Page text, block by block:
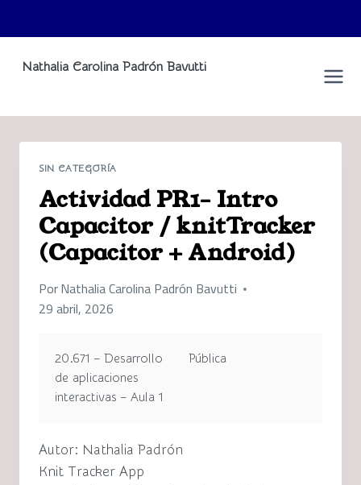
Nathalia Carolina Padrón Bavutti
SIN CATEGORÍA
Actividad PR1- Intro
Capacitor / knitTracker
(Capacitor + Android)
PorNathalia Carolina Padrón Bavutti
29 abril, 2026
20.671 – Desarrollo
de aplicaciones
interactivas – Aula 1
Pública
Autor: Nathalia Padrón
Knit Tracker App